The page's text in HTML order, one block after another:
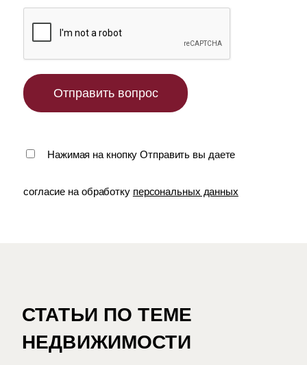
Нажимая на кнопку Отправить вы даете
согласие на обработку персональных данных
СТАТЬИ ПО ТЕМЕ
НЕДВИЖИМОСТИ